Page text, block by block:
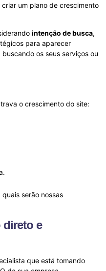
um plano de crescimento
intenção de busca,
para aparecer
os seus serviços ou
o crescimento do site:
quais serão nossas
direto e
que está tomando